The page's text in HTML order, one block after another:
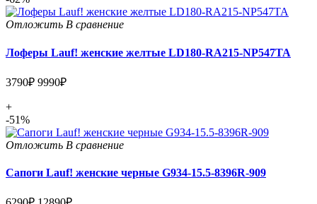
Отложить В сравнение
Лоферы Lauf! женские желтые LD180-RA215-NP547TA
3790₽ 9990₽
+
-51%
Отложить В сравнение
Сапоги Lauf! женские черные G934-15.5-8396R-909